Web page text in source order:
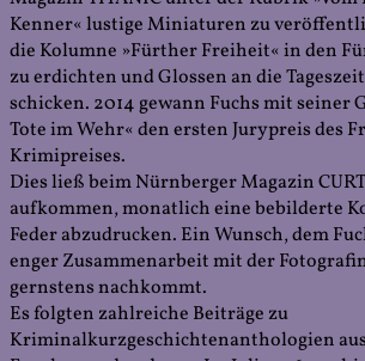
Kenner« lustige Miniaturen zu
die Kolumne »Fürther Freiheit« in den
zu erdichten und Glossen an die
schicken. 2014 gewann Fuchs mit seiner
Tote im Wehr« den ersten Jurypreis des
Krimipreises.
Dies ließ beim Nürnberger Magazin
aufkommen, monatlich eine bebilderte
Feder abzudrucken. Ein Wunsch, dem
enger Zusammenarbeit mit der
gernstens nachkommt.
Es folgten zahlreiche Beiträge zu
Kriminalkurzgeschichtenanthologien